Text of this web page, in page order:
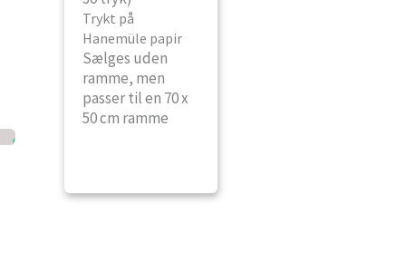
Trykt på
Hanemüle papir
Sælges uden
ramme, men
passer til en 70 x
50 cm ramme